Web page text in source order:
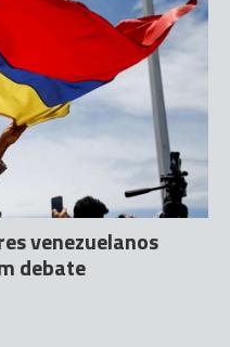
venezuelanos
debate